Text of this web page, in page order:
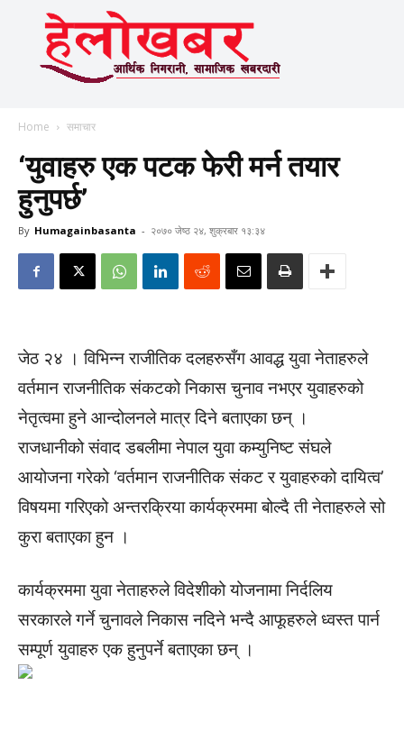
Home समाचार
‘युवाहरु एक पटक फेरी मर्न तयार
हुनुपर्छ’
By Humagainbasanta - २०७० जेष्ठ २४, शुक्रबार १३:३४
जेठ २४ । विभिन्न राजीतिक दलहरुसँग आवद्ध युवा नेताहरुले
वर्तमान राजनीतिक संकटको निकास चुनाव नभएर युवाहरुको
नेतृत्वमा हुने आन्दोलनले मात्र दिने बताएका छन् ।
राजधानीको संवाद डबलीमा नेपाल युवा कम्युनिष्ट संघले
आयोजना गरेको ‘वर्तमान राजनीतिक संकट र युवाहरुको दायित्व’
विषयमा गरिएको अन्तरक्रिया कार्यक्रममा बोल्दै ती नेताहरुले सो
कुरा बताएका हुन ।
कार्यक्रममा युवा नेताहरुले विदेशीको योजनामा निर्दलिय
सरकारले गर्ने चुनावले निकास नदिने भन्दै आफूहरुले ध्वस्त पार्न
सम्पूर्ण युवाहरु एक हुनुपर्ने बताएका छन् ।